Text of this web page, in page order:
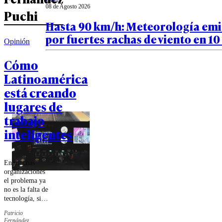
Puchi
Opinión
Cómo
Latinoamérica
está creando
lugares de
trabajo
inteligentes
En muchas
organizaciones
el problema ya
no es la falta de
tecnología, sino
integración
Patricio
Fernández
08 de Agosto 2026
Hasta 90 km/h: Meteorología
por fuertes rachas de viento en